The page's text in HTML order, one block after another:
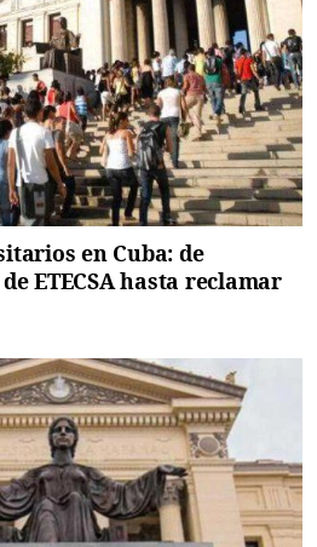
en Cuba: de
ETECSA hasta reclamar